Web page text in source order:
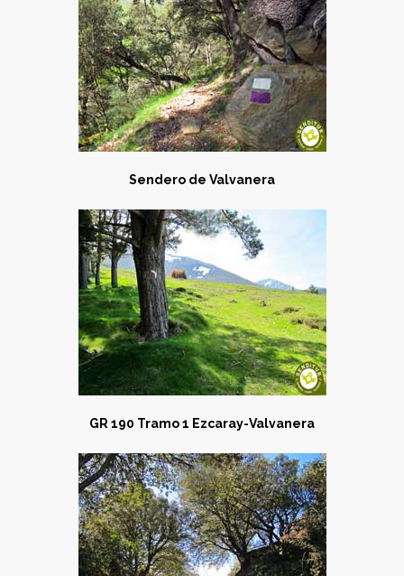
Sendero de Valvanera
GR 190 Tramo 1 Ezcaray-Valvanera